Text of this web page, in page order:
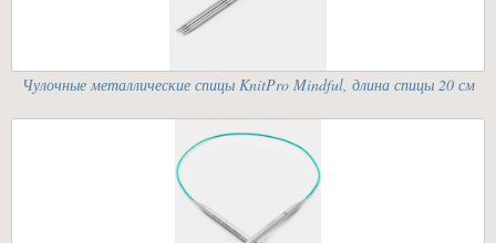
Чулочные металлические спицы KnitPro Mindful, длина спицы 20 см